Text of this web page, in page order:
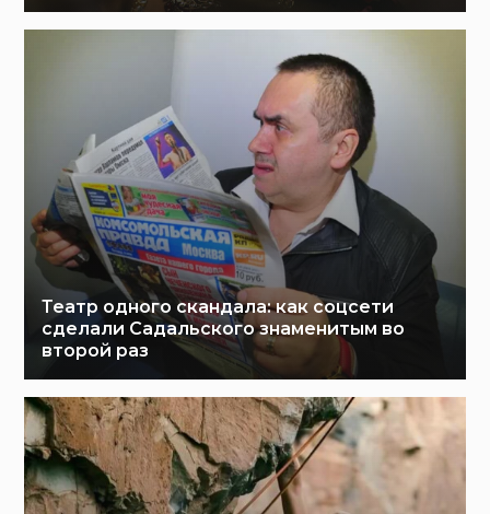
Театр одного скандала: как соцсети
сделали Садальского знаменитым во
второй раз